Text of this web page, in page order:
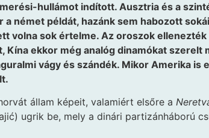
hullámot indított. Ausztria és a
német példát, hazánk sem habozott
volna sok értelme. Az oroszok ellenezték
Kína ekkor még analóg dinamókat szerelt
vágy és szándék. Mikor Amerika is
állam képeit, valamiért elsőre a
ugrik be, mely a dinári partizánháború